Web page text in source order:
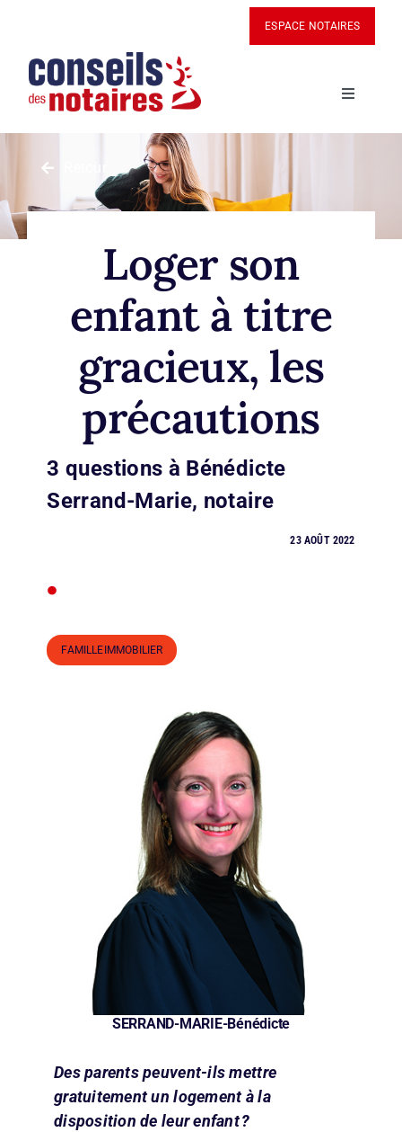
ESPACE NOTAIRES
bascule
BOUTIQUE
MON COMPTE
ABONNEZ-VOUS
Loger son
enfant à titre
gracieux, les
précautions
3 questions à Bénédicte
Serrand-Marie, notaire
23 AOÛT 2022
•
FAMILLEIMMOBILIER
SERRAND-MARIE-Bénédicte
Des parents peuvent-ils mettre
gratuitement un logement à la
disposition de leur enfant ?